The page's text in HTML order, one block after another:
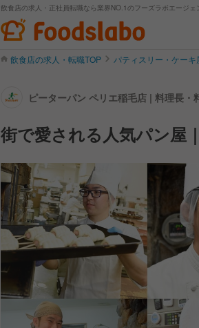
飲食店の求人・正社員転職なら業界NO.1のフーズラボエージェ
飲食店の求人・転職TOP パティスリー・ケーキ
ピーターパン ペリエ稲毛店 | 料理長
街で愛される人気パン屋